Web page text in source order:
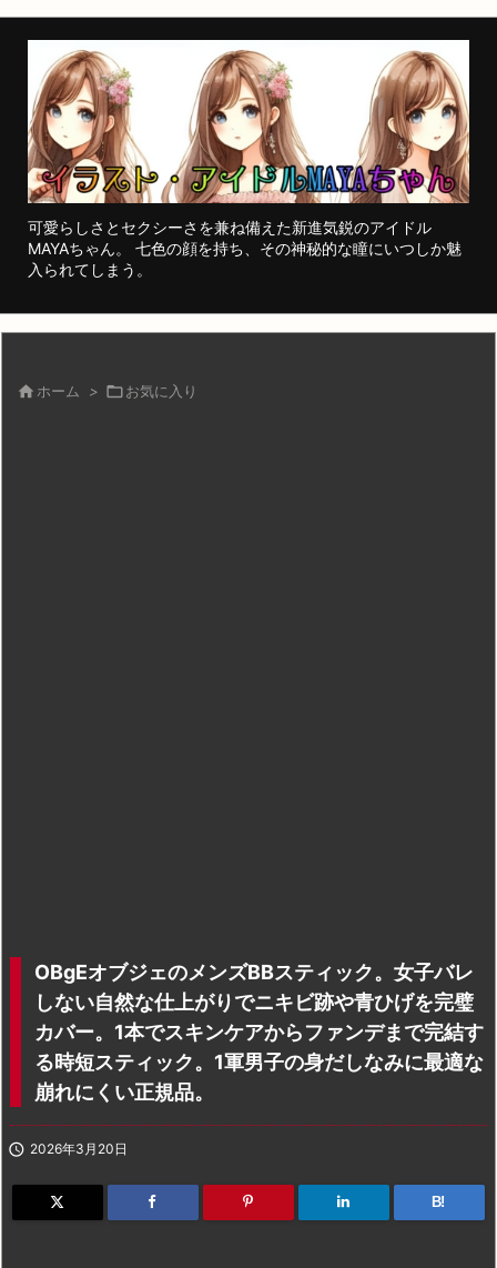
可愛らしさとセクシーさを兼ね備えた新進気鋭のアイドル
MAYAちゃん。 七色の顔を持ち、その神秘的な瞳にいつしか魅
入られてしまう。
 ホーム > お気に入り
OBgEオブジェのメンズBBスティック。女子バレ
しない自然な仕上がりでニキビ跡や青ひげを完璧
カバー。1本でスキンケアからファンデまで完結す
る時短スティック。1軍男子の身だしなみに最適な
崩れにくい正規品。
 2026年3月20日
B!